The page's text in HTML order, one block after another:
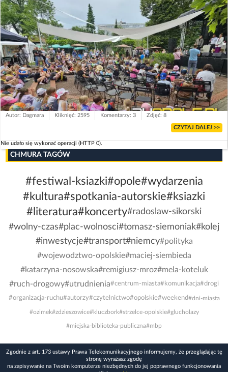
Autor: Dagmara Kliknięć: 2595 Komentarzy: 3 Zdjęć: 8
CZYTAJ DALEJ >>
Nie udało się wykonać operacji (HTTP 0).
CHMURA TAGÓW
#festiwal-ksiazki#opole#wydarzenia
#kultura#spotkania-autorskie#ksiazki
#literatura#koncerty#radoslaw-sikorski
#wolny-czas#plac-wolnosci#tomasz-siemoniak#kolej
#inwestycje#transport#niemcy#polityka
#wojewodztwo-opolskie#maciej-siembieda
#katarzyna-nosowska#remigiusz-mroz#mela-koteluk
#ruch-drogowy#utrudnienia#centrum-miasta#komunikacja#drogi
#organizacja-ruchu#autorzy#czytelnictwo#opolskie#weekend#dni-miasta
#ozimek#zdzieszowice#kluczbork#strzelce-opolskie#glucholazy
#miejska-biblioteka-publiczna#mbp
Zgodnie z art. 173 ustawy Prawa Telekomunikacyjnego informujemy, że przeglądając tę
stronę wyrażasz zgodę
na zapisywanie na Twoim komputerze niezbędnych do jej poprawnego funkcjonowania